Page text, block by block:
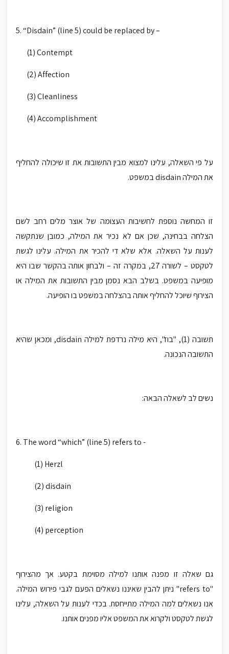
5. “Disdain” (line 5) could be replaced by –
(1) Contempt
(2) Affection
(3) Cleanliness
(4) Accomplishment
על פי השאלה, עלינו למצוא מבין התשובות את זו שיכולה להחליף
את המילהdisdain במשפט.
זו המחשה נוספת לחשיבות העצומה של אוצר מלים רחב לשם
הצלחה בבחינה, שכן אם לא נכיר את המילה, כמובן שנתקשה
לענות על השאלה. אלא שלא די להכיר את המילה. עלינו לגשת
לטקסט – לשורה 27, במקרה זה – ולבחון אותה בהקשר שבו היא
מופיעה במשפט. בשלב הבא נסמן מבין התשובות את המילה או
הצירוף שיוכל להחליף אותה בהצלחה במשפט בו הופיעה.
תשובה (1), "בוז", היא מילה נרדפת למילה
disdain, ומכאן שהיא
התשובה הנכונה.
נשים לב לשאלה הבאה:
6. The word “which” (line 5) refers to -
(1) Herzl
(2) disdain
(3) religion
(4) perception
גם שאלה זו מפנה אותנו למילה מסוימת בקטע. אך מהצירוף
"
refers to" ניתן להבין שאיננו נשאלים הפעם לגבי פירוש המילה.
אנו נשאלים למה המילה מתייחסת. בכדי לענות על השאלה, עלינו
לגשת לטקסט ולקרוא את המשפט אליו מפנים אותנו.